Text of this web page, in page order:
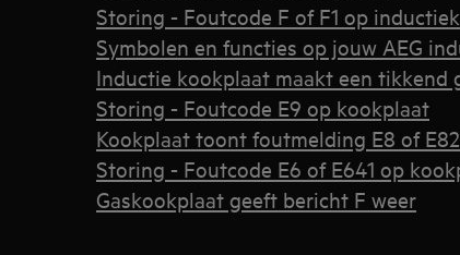
Storing - Foutcode F of F1 op
Symbolen en functies op jouw AEG
Inductie kookplaat maakt een tikkend
Storing - Foutcode E9 op kookplaat
Kookplaat toont foutmelding E8 of
Storing - Foutcode E6 of E641 op
Gaskookplaat geeft bericht F weer